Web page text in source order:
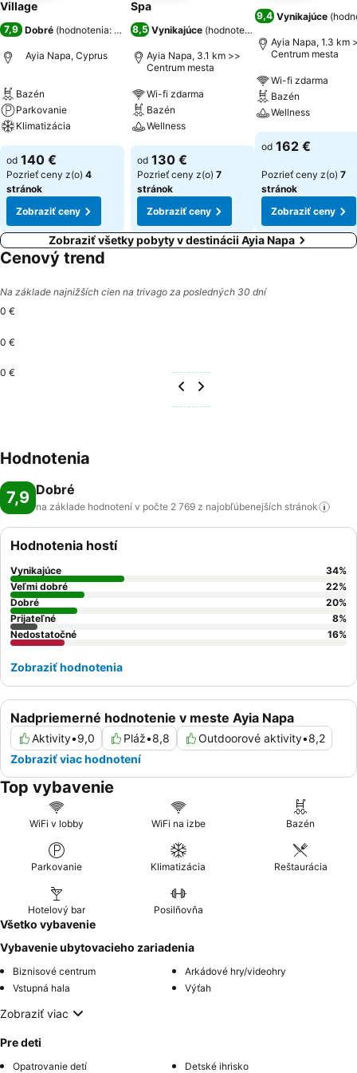
Village
7,9 Dobré (hodnotenia: 2 769)
Ayia Napa, Cyprus
Bazén
Parkovanie
Klimatizácia
od 140 €
Pozrieť ceny z(o) 4
stránok
Zobraziť ceny
Spa
8,5 Vynikajúce (hodnotenia: 10 633
Ayia Napa, 3.1 km >>
Centrum mesta
Wi-fi zdarma
Bazén
Wellness
od 130 €
Pozrieť ceny z(o) 7
stránok
Zobraziť ceny
9,4 Vynikajúce (
Ayia Napa, 1.3 km
Centrum mesta
Wi-fi zdarma
Bazén
Wellness
od 162 €
Pozrieť ceny z(o) 7
stránok
Zobraziť ceny
Zobraziť všetky pobyty v destinácii Ayia Napa
Cenový trend
Na základe najnižších cien na trivago za posledných 30 dní
0 €
0 €
0 €
Hodnotenia
7,9 Dobré
na základe hodnotení v počte 2 769 z najobľúbenejších stránok
Nadpriemerné hodnotenie v meste Ayia Napa
Aktivity•9,0 Pláž•8,8 Outdoorové aktivity•8,2
Zobraziť viac hodnotení
Hodnotenia hostí
Vynikajúce 34%
Veľmi dobré
22%
Dobré
20%
Prijateľné
8%
Nedostatočné
16%
Zobraziť hodnotenia
Top vybavenie
WiFi v lobby WiFi na izbe Bazén
Parkovanie Klimatizácia Reštaurácia
Hotelový bar Posilňovňa
Všetko vybavenie
Vybavenie ubytovacieho zariadenia
Biznisové centrum
Arkádové hry/videohry
Vstupná hala
Výťah
Zobraziť viac
Pre deti
Opatrovanie detí Detské ihrisko